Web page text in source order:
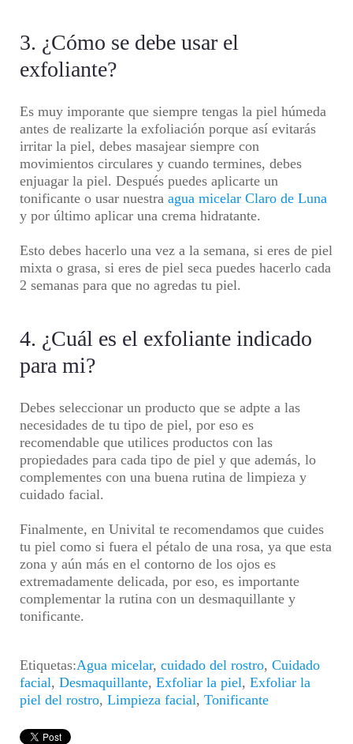
3. ¿Cómo se debe usar el
exfoliante?
Es muy imporante que siempre tengas la piel húmeda
antes de realizarte la exfoliación porque así evitarás
irritar la piel, debes masajear siempre con
movimientos circulares y cuando termines, debes
enjuagar la piel. Después puedes aplicarte un
tonificante o usar nuestra agua micelar Claro de Luna
y por último aplicar una crema hidratante.
Esto debes hacerlo una vez a la semana, si eres de piel
mixta o grasa, si eres de piel seca puedes hacerlo cada
2 semanas para que no agredas tu piel.
4. ¿Cuál es el exfoliante indicado
para mi?
Debes seleccionar un producto que se adpte a las
necesidades de tu tipo de piel, por eso es
recomendable que utilices productos con las
propiedades para cada tipo de piel y que además, lo
complementes con una buena rutina de limpieza y
cuidado facial.
Finalmente, en Univital te recomendamos que cuides
tu piel como si fuera el pétalo de una rosa, ya que esta
zona y aún más en el contorno de los ojos es
extremadamente delicada, por eso, es importante
complementar la rutina con un desmaquillante y
tonificante.
Etiquetas:Agua micelar, cuidado del rostro, Cuidado
facial, Desmaquillante, Exfoliar la piel, Exfoliar la
piel del rostro, Limpieza facial, Tonificante